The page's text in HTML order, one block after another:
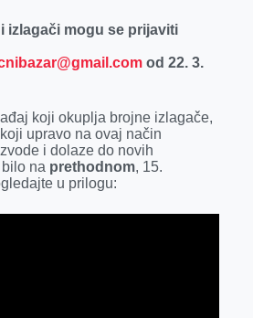
n
p
izlagači mogu se prijaviti
od 22. 3.
koji okuplja brojne izlagače,
upravo na ovaj način
i dolaze do novih
na prethodnom, 15.
u prilogu: